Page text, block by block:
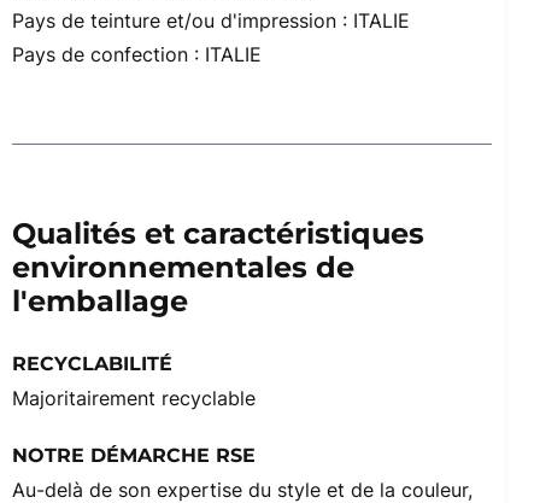
Pays de teinture et/ou d'impression : ITALIE
Pays de confection : ITALIE
Qualités et caractéristiques
environnementales de
l'emballage
RECYCLABILITÉ
Majoritairement recyclable
NOTRE DÉMARCHE RSE
Au-delà de son expertise du style et de la couleur,